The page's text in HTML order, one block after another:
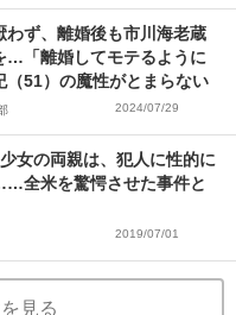
わず、離婚後も市川海老蔵
…「離婚してモテるように
（51）の魔性がとまらない
2024/07/29
女の両親は、犯人に性的に
全米を驚愕させた事件と
2019/07/01
見る